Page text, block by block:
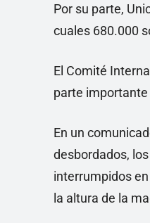
Por su parte,
cuales 680.000
El Comité
parte
En un
desbordados,
interrumpidos
la altura de la